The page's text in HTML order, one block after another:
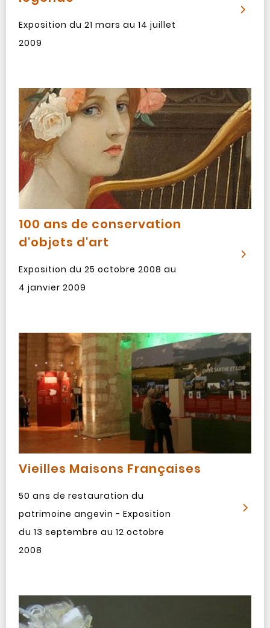
Exposition du 21 mars au 14 juillet
2009
100 ans de conservation
d'objets d'art
Exposition du 25 octobre 2008 au
4 janvier 2009
Vieilles Maisons Françaises
50 ans de restauration du
patrimoine angevin - Exposition
du 13 septembre au 12 octobre
2008